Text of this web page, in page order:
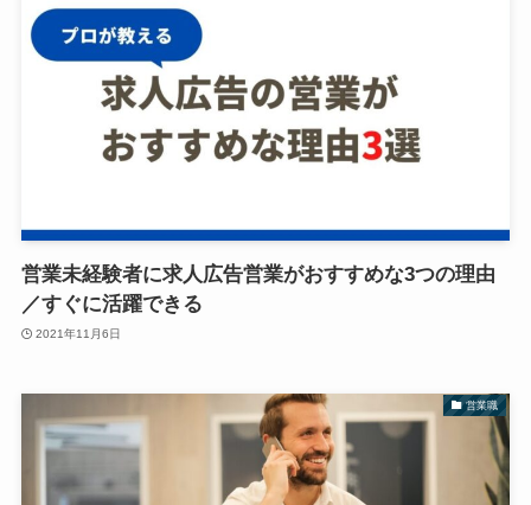
営業未経験者に求人広告営業がおすすめな3つの理由
／すぐに活躍できる
2021年11月6日
営業職